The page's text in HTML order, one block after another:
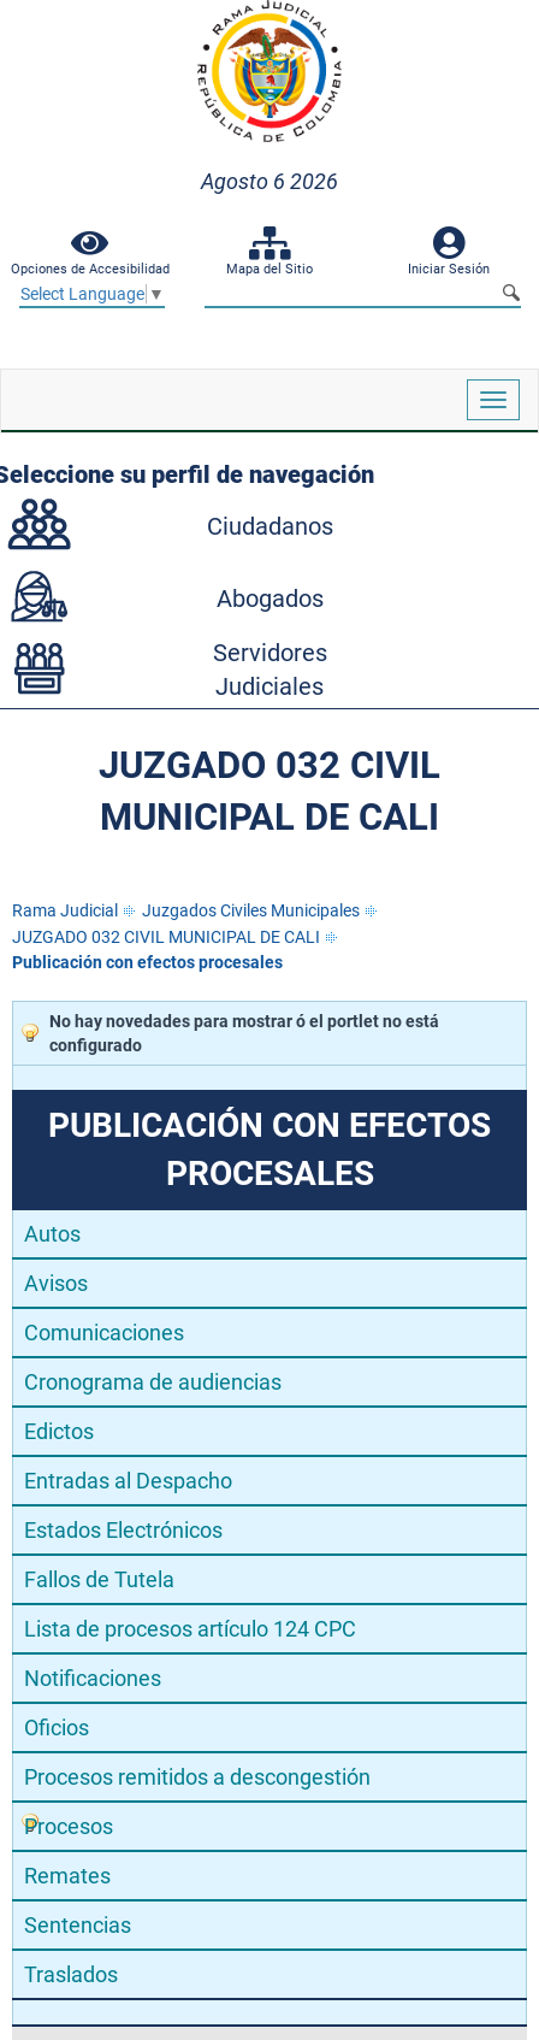
Agosto 6 2026
Opciones de Accesibilidad Mapa del Sitio Iniciar Sesión
Select Language ▼
su perfil de navegación
Ciudadanos
Abogados
Servidores
Judiciales
JUZGADO 032 CIVIL
MUNICIPAL DE CALI
Rama Judicial
Juzgados Civiles Municipales
JUZGADO 032 CIVIL MUNICIPAL DE CALI
Publicación con efectos procesales
No hay novedades para mostrar ó el portlet no está
configurado
PUBLICACIÓN CON EFECTOS
PROCESALES
Autos
Avisos
Comunicaciones
Cronograma de audiencias
Edictos
Entradas al Despacho
Estados Electrónicos
Fallos de Tutela
Lista de procesos artículo 124 CPC
Notificaciones
Oficios
Procesos remitidos a descongestión
Procesos
Remates
Sentencias
Traslados